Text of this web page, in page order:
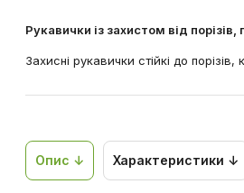
Рукавички із захистом від
Захисні рукавички стійкі до
Опис ↓ Характеристики ↓